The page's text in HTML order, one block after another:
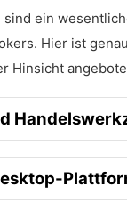
ein
Hier ist
Hinsicht